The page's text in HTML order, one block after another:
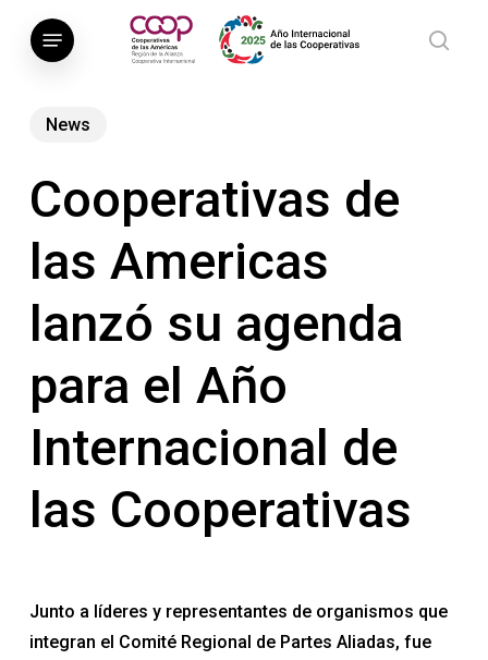
Menú
News
Cooperativas de
las Americas
lanzó su agenda
para el Año
Internacional de
las Cooperativas
Junto a líderes y representantes de organismos que
integran el Comité Regional de Partes Aliadas, fue